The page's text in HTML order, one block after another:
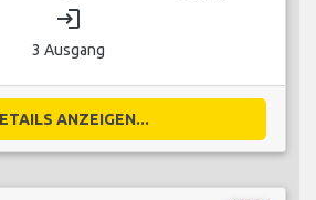
login
3 Ausgang
ANZEIGEN...